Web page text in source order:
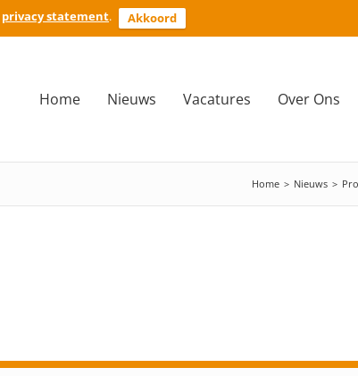
privacy statement.
Akkoord
Home Nieuws Vacatures Over Ons
Home > Nieuws >